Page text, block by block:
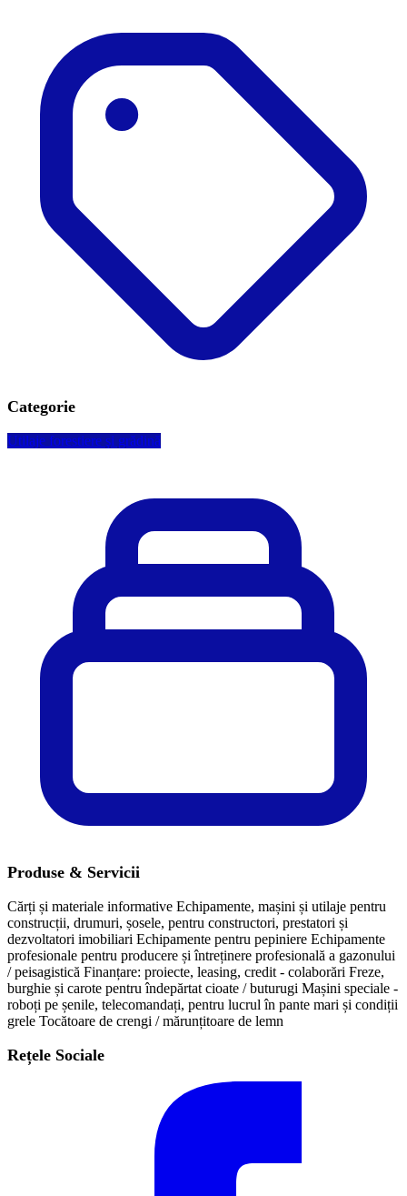
Categorie
Utilaje forestiere şi grădină
Produse & Servicii
Cărți și materiale informative Echipamente, mașini și utilaje pentru
construcții, drumuri, șosele, pentru constructori, prestatori și
dezvoltatori imobiliari Echipamente pentru pepiniere Echipamente
profesionale pentru producere și întreținere profesională a gazonului
/ peisagistică Finanțare: proiecte, leasing, credit - colaborări Freze,
burghie și carote pentru îndepărtat cioate / buturugi Mașini speciale -
roboți pe șenile, telecomandați, pentru lucrul în pante mari și condiții
grele Tocătoare de crengi / mărunțitoare de lemn
Rețele Sociale